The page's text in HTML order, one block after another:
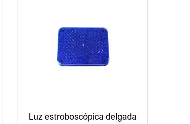
Luz estroboscópica delgada